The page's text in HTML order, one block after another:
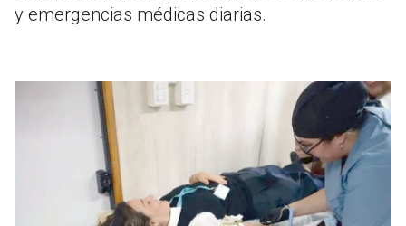
y emergencias médicas diarias.